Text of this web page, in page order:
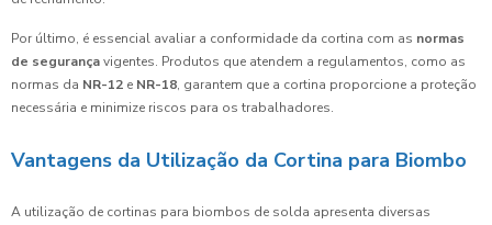
Por último, é essencial avaliar a conformidade da cortina com as normas
de segurançavigentes. Produtos que atendem a regulamentos, como as
normas da NR-12 e NR-18, garantem que a cortina proporcione a proteção
necessária e minimize riscos para os trabalhadores.
Vantagens da Utilização da Cortina para Biombo
A utilização de cortinas para biombos de solda apresenta diversas